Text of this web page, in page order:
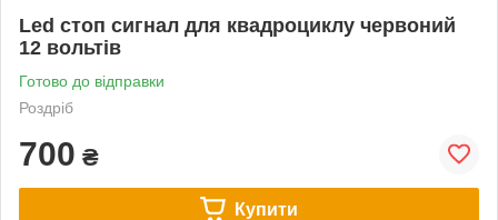
Led стоп сигнал для квадроциклу червоний
12 вольтів
Готово до відправки
Роздріб
700 ₴
Купити